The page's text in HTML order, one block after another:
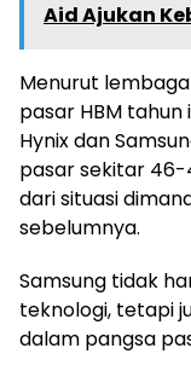
Aid Ajukan
Menurut
pasar HBM
Hynix dan
pasar sekitar 46-
dari situasi
sebelumnya.
Samsung tidak
teknologi, tetapi
dalam pangsa